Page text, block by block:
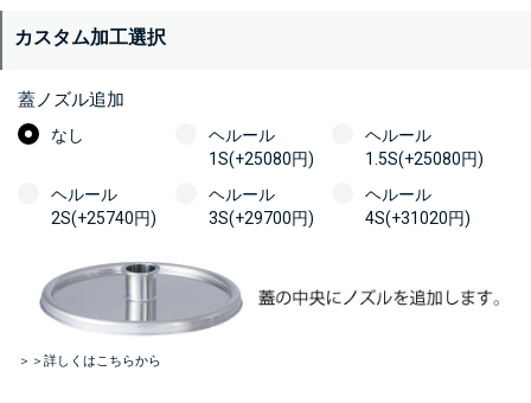
カスタム加工選択
蓋ノズル追加
なし
ヘルール
1S(+25080円)
ヘルール
1.5S(+25080円)
ヘルール
2S(+25740円)
ヘルール
3S(+29700円)
ヘルール
4S(+31020円)
＞＞詳しくはこちらから